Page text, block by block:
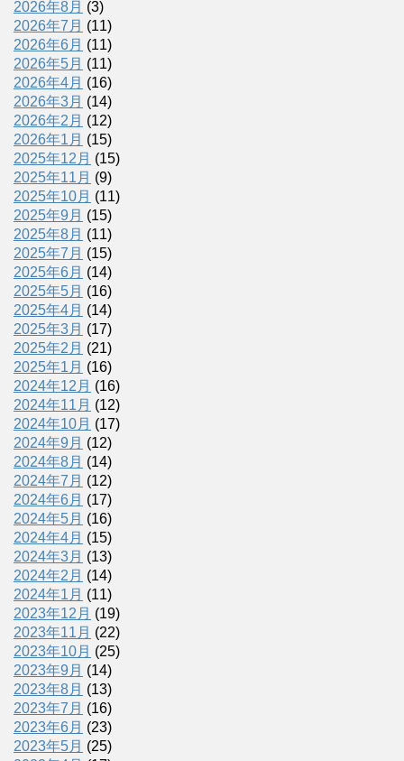
2026年8月 (3)
2026年7月 (11)
2026年6月 (11)
2026年5月 (11)
2026年4月 (16)
2026年3月 (14)
2026年2月 (12)
2026年1月 (15)
2025年12月 (15)
2025年11月 (9)
2025年10月 (11)
2025年9月 (15)
2025年8月 (11)
2025年7月 (15)
2025年6月 (14)
2025年5月 (16)
2025年4月 (14)
2025年3月 (17)
2025年2月 (21)
2025年1月 (16)
2024年12月 (16)
2024年11月 (12)
2024年10月 (17)
2024年9月 (12)
2024年8月 (14)
2024年7月 (12)
2024年6月 (17)
2024年5月 (16)
2024年4月 (15)
2024年3月 (13)
2024年2月 (14)
2024年1月 (11)
2023年12月 (19)
2023年11月 (22)
2023年10月 (25)
2023年9月 (14)
2023年8月 (13)
2023年7月 (16)
2023年6月 (23)
2023年5月 (25)